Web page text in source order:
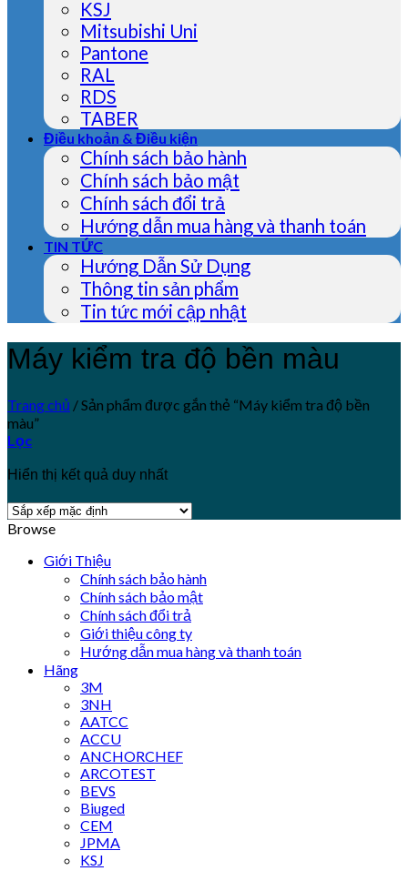
KSJ
Mitsubishi Uni
Pantone
RAL
RDS
TABER
Điều khoản & Điều kiện
Chính sách bảo hành
Chính sách bảo mật
Chính sách đổi trả
Hướng dẫn mua hàng và thanh toán
TIN TỨC
Hướng Dẫn Sử Dụng
Thông tin sản phẩm
Tin tức mới cập nhật
Máy kiểm tra độ bền màu
Trang chủ /Sản phẩm được gắn thẻ “Máy kiểm tra độ bền
màu”
Lọc
Hiển thị kết quả duy nhất
Browse
Giới Thiệu
Chính sách bảo hành
Chính sách bảo mật
Chính sách đổi trả
Giới thiệu công ty
Hướng dẫn mua hàng và thanh toán
Hãng
3M
3NH
AATCC
ACCU
ANCHORCHEF
ARCOTEST
BEVS
Biuged
CEM
JPMA
KSJ